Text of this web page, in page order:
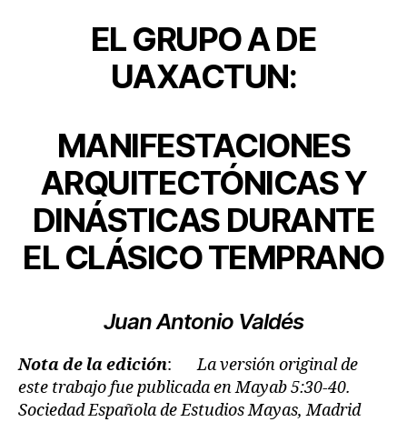
EL GRUPO A DE
UAXACTUN:
MANIFESTACIONES
ARQUITECTÓNICAS Y
DINÁSTICAS DURANTE
EL CLÁSICO TEMPRANO
Juan Antonio Valdés
Nota de la edición:La versión original de
este trabajo fue publicada en Mayab 5:30-40.
Sociedad Española de Estudios Mayas, Madrid